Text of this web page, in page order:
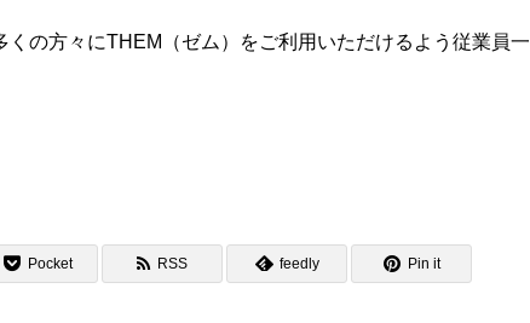
の方々にTHEM（ゼム）をご利用いただけるよう従業員一
Pocket RSS feedly Pin it